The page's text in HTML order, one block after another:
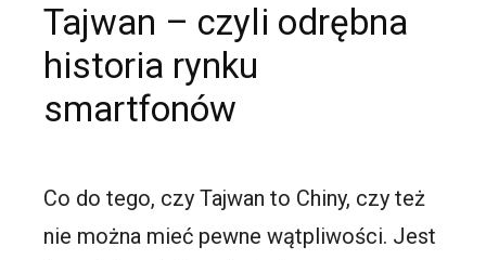
Tajwan – czyli odrębna
historia rynku
smartfonów
Co do tego, czy Tajwan to Chiny, czy też
nie można mieć pewne wątpliwości. Jest